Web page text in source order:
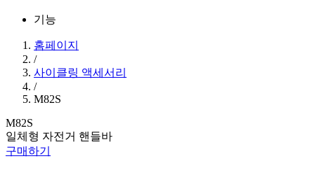
기능
홈페이지
/
사이클링 액세서리
/
M82S
M82S
일체형 자전거 핸들바
구매하기